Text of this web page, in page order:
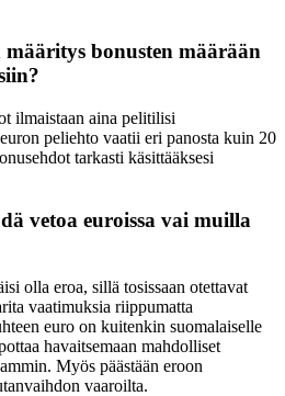
bonusten määrään
ilmaistaan aina pelitilisi
peliehto vaatii eri panosta kuin 20
tarkasti käsittääksesi
vetoa euroissa vai muilla
olla eroa, sillä tosissaan otettavat
vaatimuksia riippumatta
euro on kuitenkin suomalaiselle
havaitsemaan mahdolliset
Myös päästään eroon
vaaroilta.